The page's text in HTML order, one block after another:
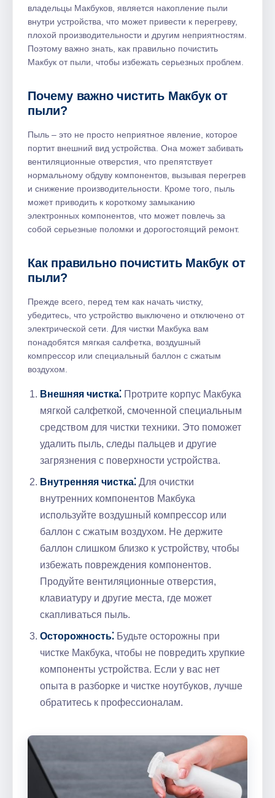
владельцы Макбуков, является накопление пыли
внутри устройства, что может привести к перегреву,
плохой производительности и другим неприятностям.
Поэтому важно знать, как правильно почистить
Макбук от пыли, чтобы избежать серьезных проблем.
Почему важно чистить Макбук от
пыли?
Пыль ‒ это не просто неприятное явление, которое
портит внешний вид устройства. Она может забивать
вентиляционные отверстия, что препятствует
нормальному обдуву компонентов, вызывая перегрев
и снижение производительности. Кроме того, пыль
может приводить к короткому замыканию
электронных компонентов, что может повлечь за
собой серьезные поломки и дорогостоящий ремонт.
Как правильно почистить Макбук от
пыли?
Прежде всего, перед тем как начать чистку,
убедитесь, что устройство выключено и отключено от
электрической сети. Для чистки Макбука вам
понадобятся мягкая салфетка, воздушный
компрессор или специальный баллон с сжатым
воздухом.
Внешняя чистка⁚ Протрите корпус Макбука
мягкой салфеткой, смоченной специальным
средством для чистки техники. Это поможет
удалить пыль, следы пальцев и другие
загрязнения с поверхности устройства.
Внутренняя чистка⁚ Для очистки
внутренних компонентов Макбука
используйте воздушный компрессор или
баллон с сжатым воздухом. Не держите
баллон слишком близко к устройству, чтобы
избежать повреждения компонентов.
Продуйте вентиляционные отверстия,
клавиатуру и другие места, где может
скапливаться пыль.
Осторожность⁚ Будьте осторожны при
чистке Макбука, чтобы не повредить хрупкие
компоненты устройства. Если у вас нет
опыта в разборке и чистке ноутбуков, лучше
обратитесь к профессионалам.